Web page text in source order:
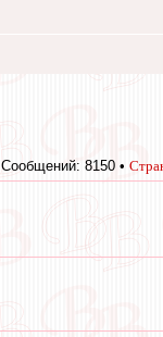
Сообщений: 8150 •